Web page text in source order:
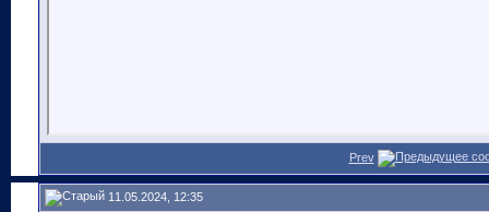
Prev
11.05.2024, 12:35